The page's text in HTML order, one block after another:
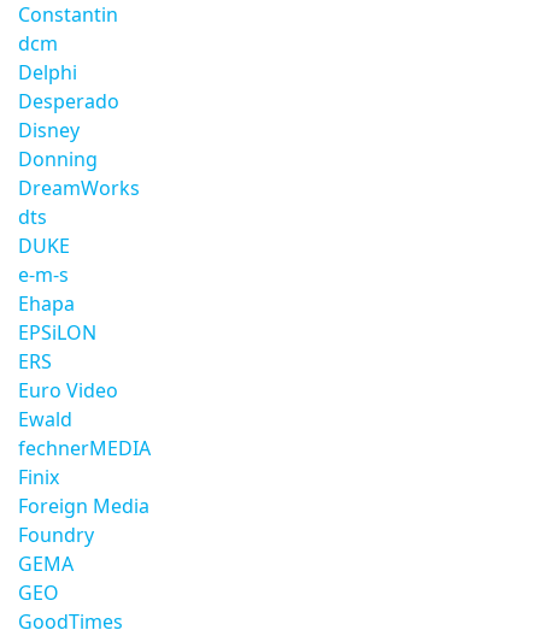
Constantin
dcm
Delphi
Desperado
Disney
Donning
DreamWorks
dts
DUKE
e-m-s
Ehapa
EPSiLON
ERS
Euro Video
Ewald
fechnerMEDIA
Finix
Foreign Media
Foundry
GEMA
GEO
GoodTimes